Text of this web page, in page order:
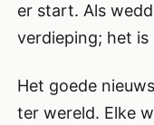
er start. Als
verdieping; het
Het goede
ter wereld. Elke